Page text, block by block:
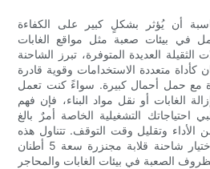
أن يُؤثر بشكلٍ كبير على الكفاءة
في بيئات صعبة مثل مواقع الغابات
الثقيلة العديدة المتوفرة، تبرز الشاحنة
المجنزرة سعة 5 أطنان كأداة متعددة الاستخدامات وقوية قادرة
مع حمل أحمال كبيرة. سواءً كنت تعمل
الغابات أو نقل مواد البناء، فإن فهم
احتياجاتك التشغيلية الخاصة أمرٌ بالغ
الأداء وتقليل وقت التوقف. تتناول هذه
المقالة الجوانب الأساسية لاختيار شاحنة قلابة مجنزرة سعة 5 أطنان